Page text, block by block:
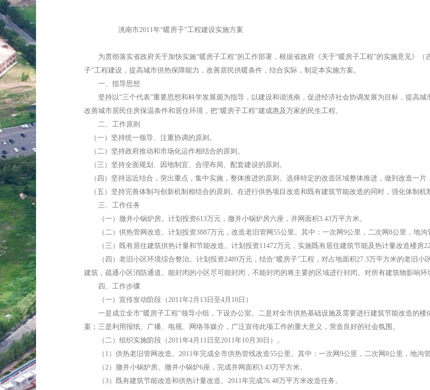
洮南市2011年“暖房子”工程建设实施方案
为贯彻落实省政府关于加快实施“暖房子工程”的工作部署，根据省政府《关于“暖房子工程”的实施意见》（
子”工程建设，提高城市供热保障能力，改善居民供暖条件，结合实际，制定本实施方案。
一、指导思想
坚持以“三个代表”重要思想和科学发展观为指导，以建设和谐洮南，促进经济社会协调发展为目标，提高城
改善城市居民住房保温条件和居住环境，把“暖房子工程”建成惠及万家的民生工程。
二、工作原则
（一）坚持统一领导、注重协调的原则。
（二）坚持政府推动和市场化运作相结合的原则。
（三）坚持全面规划、因地制宜、合理布局、配套建设的原则。
（四）坚持远近结合，突出重点，集中实施，整体推进的原则。选择特定的改造区域整体推进，做到改造一片
（五）坚持完善体制与创新机制相结合的原则。在进行供热项目改造和既有建筑节能改造的同时，强化体制机
三、工作任务
（一）撤并小锅炉房。计划投资613万元，撤并小锅炉房六座，并网面积3.43万平方米。
（二）供热管网改造。计划投资3887万元，改造老旧管网55公里。其中：一次网9公里，二次网8公里，地沟
（三）既有居住建筑供热计量和节能改造。计划投资11472万元，实施既有居住建筑节能及热计量改造楼房
（四）老旧小区环境综合整治。计划投资2489万元，结合“暖房子”工程，对占地面积27.3万平方米的老旧小
建筑，疏通小区消防通道。能封闭的小区尽可能封闭，不能封闭的将主要的区域进行封闭。对所有建筑物影响环
四、工作步骤
（一）宣传发动阶段（2011年2月13日至4月10日）
一是成立全市“暖房子工程”领导小组，下设办公室。二是对全市供热基础设施及需要进行建筑节能改造的楼
案；三是利用报纸、广播、电视、网络等媒介，广泛宣传此项工作的重大意义，营造良好的社会氛围。
（二）组织实施阶段（2011年4月11日至2011年10月30日）。
（1）供热老旧管网改造。2011年完成全市供热管线改造55公里。其中：一次网9公里，二次网8公里，地沟管
（2）撤并小锅炉房。撤并小锅炉6座，完成并网面积3.43万平方米。
（3）既有建筑节能改造和供热计量改造。2011年完成76.48万平方米改造任务。